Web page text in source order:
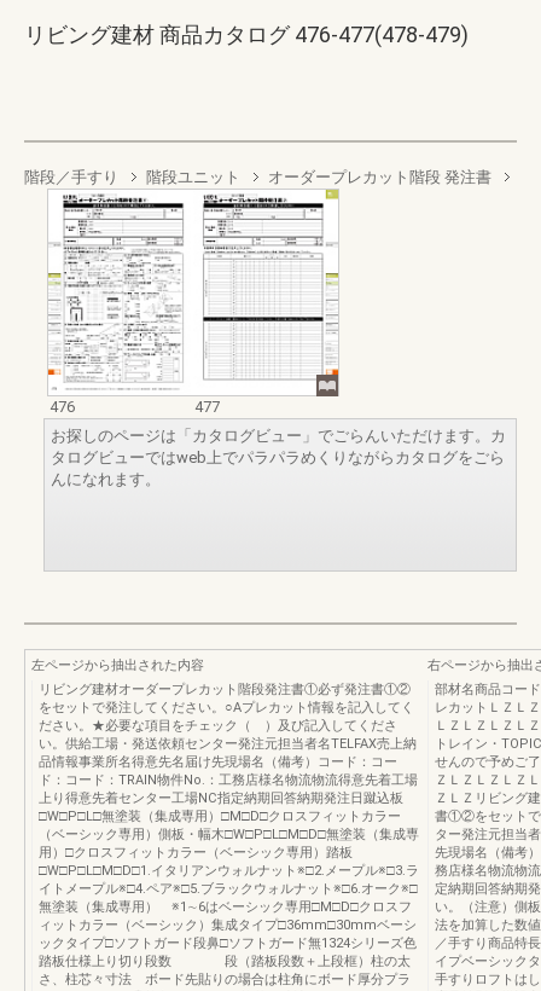
リビング建材 商品カタログ 476-477(478-479)
階段／手すり 階段ユニット オーダープレカット階段 発注書
476
477
お探しのページは「カタログビュー」でごらんいただけます。カ
タログビューではweb上でパラパラめくりながらカタログをごら
んになれます。
左ページから抽出された内容
リビング建材オーダープレカット階段発注書①必ず発注書①②
をセットで発注してください。○Aプレカット情報を記入してく
ださい。★必要な項目をチェック（ ）及び記入してくださ
い。供給工場・発送依頼センター発注元担当者名TELFAX売上納
品情報事業所名得意先名届け先現場名（備考）コード：コー
ド：コード：TRAIN物件No.：工務店様名物流物流得意先着工場
上り得意先着センター工場NC指定納期回答納期発注日蹴込板
□W□P□L□無塗装（集成専用）□M□D□クロスフィットカラー
（ベーシック専用）側板・幅木□W□P□L□M□D□無塗装（集成専
用）□クロスフィットカラー（ベーシック専用）踏板
□W□P□L□M□D□1.イタリアンウォルナット※□2.メープル※□3.ラ
イトメープル※□4.ペア※□5.ブラックウォルナット※□6.オーク※□
無塗装（集成専用） ※1∼6はベーシック専用□M□D□クロスフ
ィットカラー（ベーシック）集成タイプ□36mm□30mmベーシ
ックタイプ□ソフトガード段鼻□ソフトガード無1324シリーズ色
踏板仕様上り切り段数 段（踏板段数＋上段框）柱の太
さ、柱芯々寸法 ボード先貼りの場合は柱角にボード厚分プラ
右ページから抽出
部材名商品コー
レカットＬＺＬ
ＬＺＬＺＬＺＬ
トレイン・
せんので予めご
ＺＬＺＬＺＬＺ
ＺＬＺリビング
書①②をセットで
ター発注元担当
先現場名（備考
務店様名物流物
定納期回答納期
い。（注意）側
法を加算した数
／手すり商品特
イプベーシック
手すりロフトは